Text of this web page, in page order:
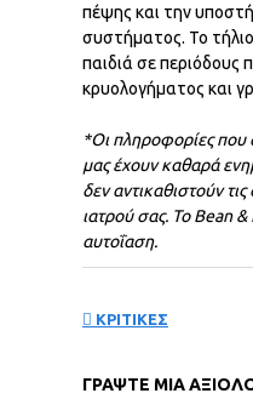
πέψης και την
συστήματος. Το
παιδιά σε περιόδους
κρυολογήματος και
*Οι πληροφορίες που
μας έχουν καθαρά
δεν αντικαθιστούν
ιατρού σας. ΤοBean &
αυτοΐαση.
ΚΡΙΤΙΚΕΣ
ΓΡΆΨΤΕ ΜΙΑ